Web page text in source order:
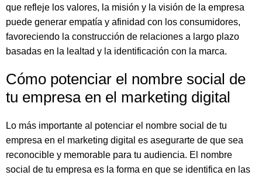
que refleje los valores, la misión y la visión de la empresa
puede generar empatía y afinidad con los consumidores,
favoreciendo la construcción de relaciones a largo plazo
basadas en la lealtad y la identificación con la marca.
Cómo potenciar el nombre social de
tu empresa en el marketing digital
Lo más importante al potenciar el nombre social de tu
empresa en el marketing digital es asegurarte de que sea
reconocible y memorable para tu audiencia. El nombre
social de tu empresa es la forma en que se identifica en las